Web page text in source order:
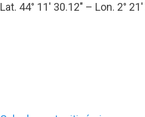
Lat. 44° 11′ 30.12″ – Lon. 2°